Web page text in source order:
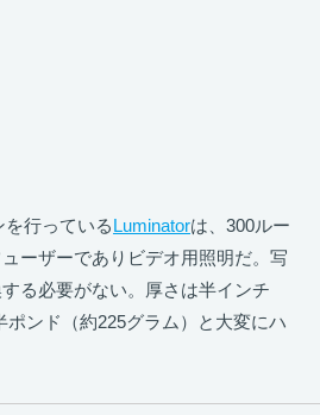
を行っているLuminatorは、300ルー
ーザーでありビデオ用照明だ。写
る必要がない。厚さは半インチ
ポンド（約225グラム）と大変にハ